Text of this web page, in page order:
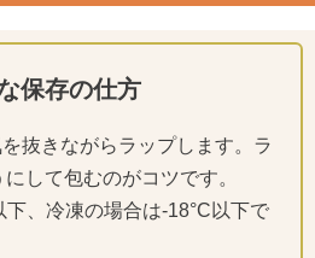
保存の仕方
抜きながらラップします。ラ
して包むのがコツです。
下、冷凍の場合は-18°C以下で